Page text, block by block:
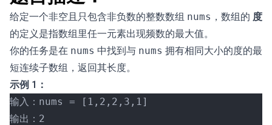
给定一个非空且只包含非负数的整数数组 nums ，数组的 度
的定义是指数组里任一元素出现频数的最大值。
你的任务是在 nums 中找到与 nums 拥有相同大小的度的最
短连续子数组，返回其长度。
示例 1：
输入：nums = [1,2,2,3,1]
输出：2